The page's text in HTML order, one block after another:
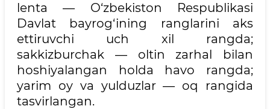
lenta — O‘zbekiston Respublikasi
Davlat bayrog‘ining ranglarini aks
ettiruvchi uch xil rangda;
sakkizburchak — oltin zarhal bilan
hoshiyalangan holda havo rangda;
yarim oy va yulduzlar — oq rangida
tasvirlangan.